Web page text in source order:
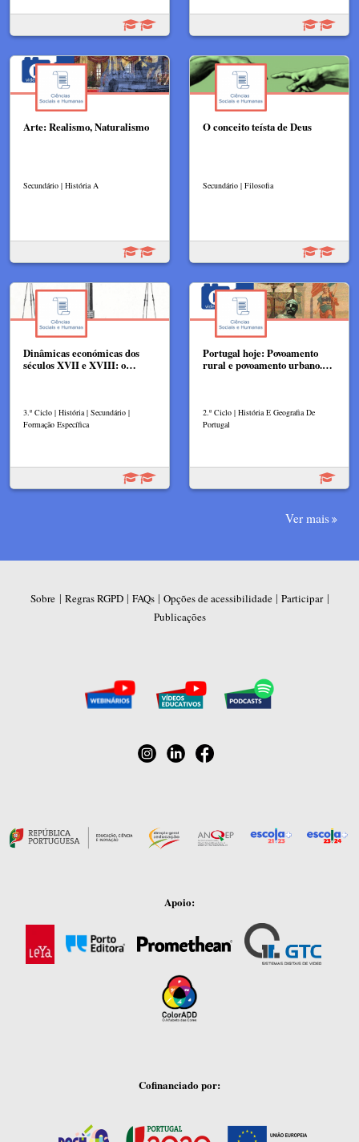
Arte: Realismo, Naturalismo
Secundário | História A
O conceito teísta de Deus
Secundário | Filosofia
Dinâmicas económicas dos
séculos XVII e XVIII: o…
3.º Ciclo | História | Secundário |
Formação Específica
Portugal hoje: Povoamento
rural e povoamento urbano.…
2.º Ciclo | História E Geografia De
Portugal
Ver mais
Sobre | Regras RGPD| FAQs| Opções de acessibilidade| Participar|
Publicações
Apoio:
Cofinanciado por: